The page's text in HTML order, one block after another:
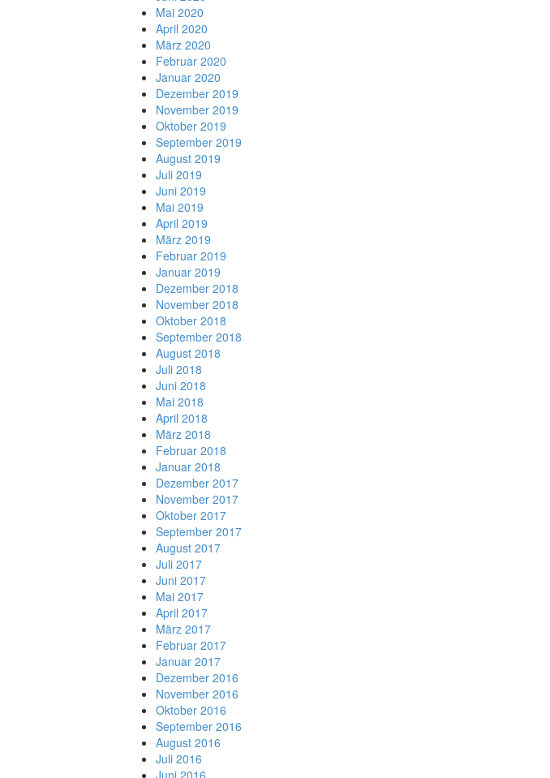
Mai 2020
April 2020
März 2020
Februar 2020
Januar 2020
Dezember 2019
November 2019
Oktober 2019
September 2019
August 2019
Juli 2019
Juni 2019
Mai 2019
April 2019
März 2019
Februar 2019
Januar 2019
Dezember 2018
November 2018
Oktober 2018
September 2018
August 2018
Juli 2018
Juni 2018
Mai 2018
April 2018
März 2018
Februar 2018
Januar 2018
Dezember 2017
November 2017
Oktober 2017
September 2017
August 2017
Juli 2017
Juni 2017
Mai 2017
April 2017
März 2017
Februar 2017
Januar 2017
Dezember 2016
November 2016
Oktober 2016
September 2016
August 2016
Juli 2016
Juni 2016